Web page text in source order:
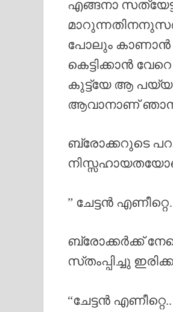
എങ്ങനാ
പോലും കാണാൻ
കെട്ടിക്കാൻ
കുട്ട്യേ ആ
ആവാനാണ്
ബ്രോക്കറുടെ
” ചേട്ടൻ
ബ്രോക്കർക്ക്
സ്‌തംപ്പിച്ചു
“ചേട്ടൻ